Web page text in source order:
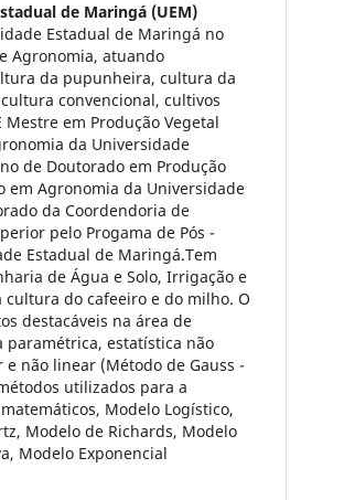
de Maringá (UEM)
Estadual de Maringá no
Agronomia, atuando
da pupunheira, cultura da
convencional, cultivos
em Produção Vegetal
da Universidade
de Doutorado em Produção
em Agronomia da Universidade
da Coordendoria de
pelo Progama de Pós -
Estadual de Maringá.Tem
de Água e Solo, Irrigação e
do cafeeiro e do milho. O
destacáveis na área de
estatística não
não linear (Método de Gauss -
utilizados para a
Modelo Logístico,
Modelo de Richards, Modelo
Modelo Exponencial